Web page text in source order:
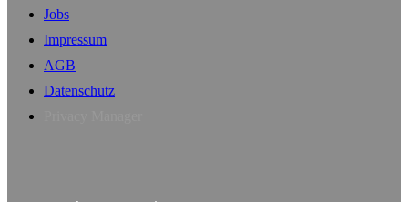
Jobs
Impressum
AGB
Datenschutz